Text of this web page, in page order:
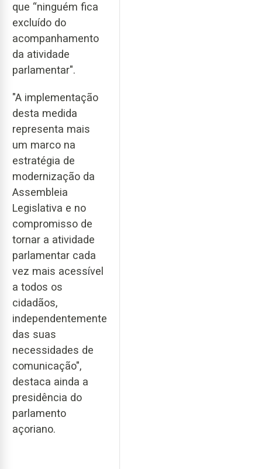
que “ninguém fica
excluído do
acompanhamento
da atividade
parlamentar".
"A implementação
desta medida
representa mais
um marco na
estratégia de
modernização da
Assembleia
Legislativa e no
compromisso de
tornar a atividade
parlamentar cada
vez mais acessível
a todos os
cidadãos,
independentemente
das suas
necessidades de
comunicação",
destaca ainda a
presidência do
parlamento
açoriano.